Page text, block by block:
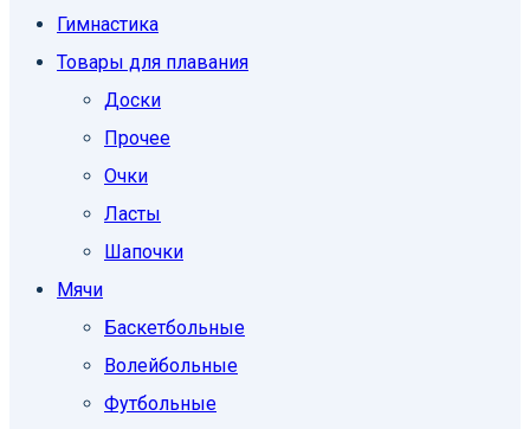
Гимнастика
Товары для плавания
Доски
Прочее
Очки
Ласты
Шапочки
Мячи
Баскетбольные
Волейбольные
Футбольные